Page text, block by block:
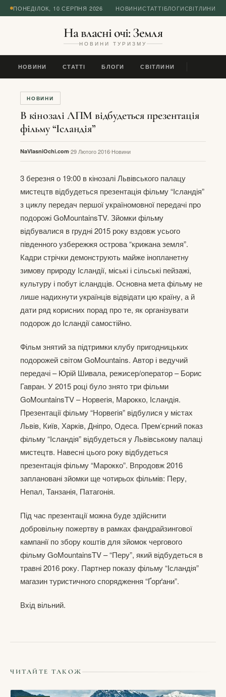
ПОНЕДІЛОК, 10 СЕРПНЯ 2026 НОВИНИСТАТТІБЛОГИСВІТЛИНИ
На власні очі: Земля
НОВИНИ ТУРИЗМУ
НОВИНИ СТАТТІ БЛОГИ СВІТЛИНИ
НОВИНИ
В кінозалі ЛПМ відбудеться презентація
фільму “Ісландія”
NaVlasniOchi.com 29 Лютого 2016 Новини
3 березня о 19:00 в кінозалі Львівського палацу
мистецтв відбудеться презентація фільму “Ісландія”
з циклу передач першої україномовної передачі про
подорожі GoMountainsTV. Зйомки фільму
відбувалися в грудні 2015 року вздовж усього
південного узбережжя острова “крижана земля”.
Кадри стрічки демонструють майже інопланетну
зимову природу Ісландії, міські і сільські пейзажі,
культуру і побут ісландців. Основна мета фільму не
лише надихнути українців відвідати цю країну, а й
дати ряд корисних порад про те, як організувати
подорож до Ісландії самостійно.
Фільм знятий за підтримки клубу пригодницьких
подорожей світом GoMountains. Автор і ведучий
передачі – Юрій Шивала, режисер/оператор – Борис
Гавран. У 2015 році було знято три фільми
GoMountainsTV – Норвегія, Марокко, Ісландія.
Презентації фільму “Норвегія” відбулися у містах
Львів, Київ, Харків, Дніпро, Одеса. Прем’єрний показ
фільму “Ісландія” відбудеться у Львівському палаці
мистецтв. Навесні цього року відбудеться
презентація фільму “Марокко”. Впродовж 2016
заплановані зйомки ще чотирьох фільмів: Перу,
Непал, Танзанія, Патагонія.
Під час презентації можна буде здійснити
добровільну пожертву в рамках фандрайзингової
кампанії по збору коштів для зйомок чергового
фільму GoMountainsTV – “Перу”, який відбудеться в
травні 2016 року. Партнер показу фільму “Ісландія”
магазин туристичного спорядження “Ґорґани”.
Вхід вільний.
ЧИТАЙТЕ ТАКОЖ